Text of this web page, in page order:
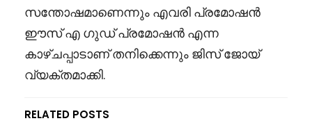
സന്തോഷമാണെന്നും എവരി പ്രമോഷൻ
ഈസ് എ ഗുഡ് പ്രമോഷൻ എന്ന
കാഴ്ചപ്പാടാണ് തനിക്കെന്നും ജിസ് ജോയ്
വ്യക്തമാക്കി.
RELATED POSTS